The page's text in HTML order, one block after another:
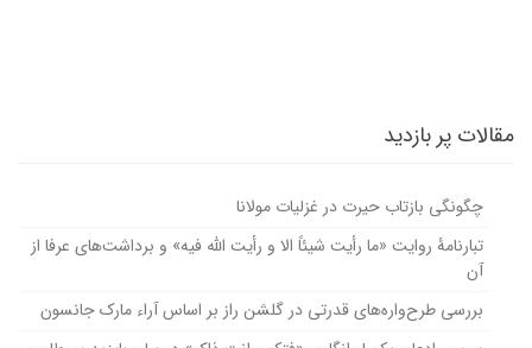
مقالات پر بازدید
چگونگی بازتاب حیرت در غزلیات مولانا
تبارنامۀ روایت «ما رأیت شیئاً الا و رأیت الله فیه» و برداشت‌های عرفا از
آن
بررسی طرح‌واره‌های قدرتی در گلشن راز بر اساس آراء مارک جانسون